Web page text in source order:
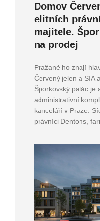
Domov
elitních
majitele.
na prodej
Pražané ho znají
Červený jelen a SIA
Šporkovský palác je
administrativní
kanceláří v Praze.
právníci Dentons,